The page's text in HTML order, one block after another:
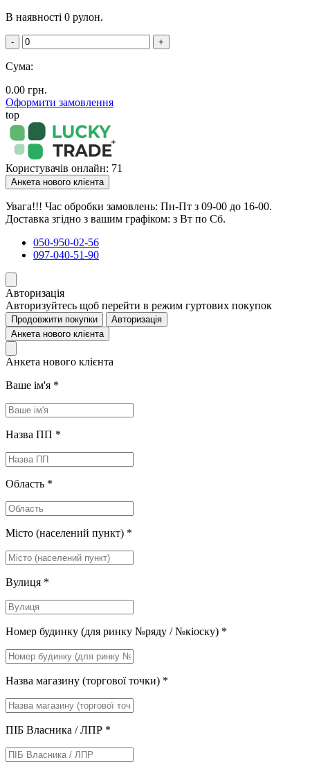
В наявності 0 рулон.
- +
Сума:
0.00 грн.
Оформити замовлення
top
Користувачів онлайн: 71
Анкета нового клієнта
Увага!!! Час обробки замовлень: Пн-Пт з 09-00 до 16-00.
Доставка згідно з вашим графіком: з Вт по Сб.
050-950-02-56
097-040-51-90
Авторизація
Авторизуйтесь щоб перейти в режим гуртових покупок
Продовжити покупки
Авторизація
Анкета нового клієнта
Анкета нового клієнта
Ваше ім'я *
Назва ПП *
Область *
Місто (населений пункт) *
Вулиця *
Номер будинку (для ринку №ряду / №кіоску) *
Назва магазину (торгової точки) *
ПІБ Власника / ЛПР *